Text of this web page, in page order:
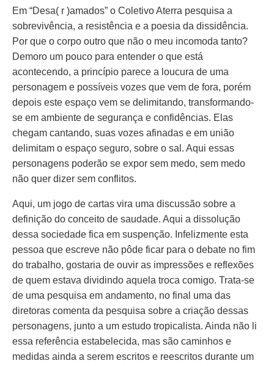
Em “Desa( r )amados” o Coletivo Aterra pesquisa a
sobrevivência, a resistência e a poesia da dissidência.
Por que o corpo outro que não o meu incomoda tanto?
Demoro um pouco para entender o que está
acontecendo, a princípio parece a loucura de uma
personagem e possíveis vozes que vem de fora, porém
depois este espaço vem se delimitando, transformando-
se em ambiente de segurança e confidências. Elas
chegam cantando, suas vozes afinadas e em união
delimitam o espaço seguro, sobre o sal. Aqui essas
personagens poderão se expor sem medo, sem medo
não quer dizer sem conflitos.
Aqui, um jogo de cartas vira uma discussão sobre a
definição do conceito de saudade. Aqui a dissolução
dessa sociedade fica em suspenção. Infelizmente esta
pessoa que escreve não pôde ficar para o debate no fim
do trabalho, gostaria de ouvir as impressões e reflexões
de quem estava dividindo aquela troca comigo. Trata-se
de uma pesquisa em andamento, no final uma das
diretoras comenta da pesquisa sobre a criação dessas
personagens, junto a um estudo tropicalista. Ainda não li
essa referência estabelecida, mas são caminhos e
medidas ainda a serem escritos e reescritos durante um